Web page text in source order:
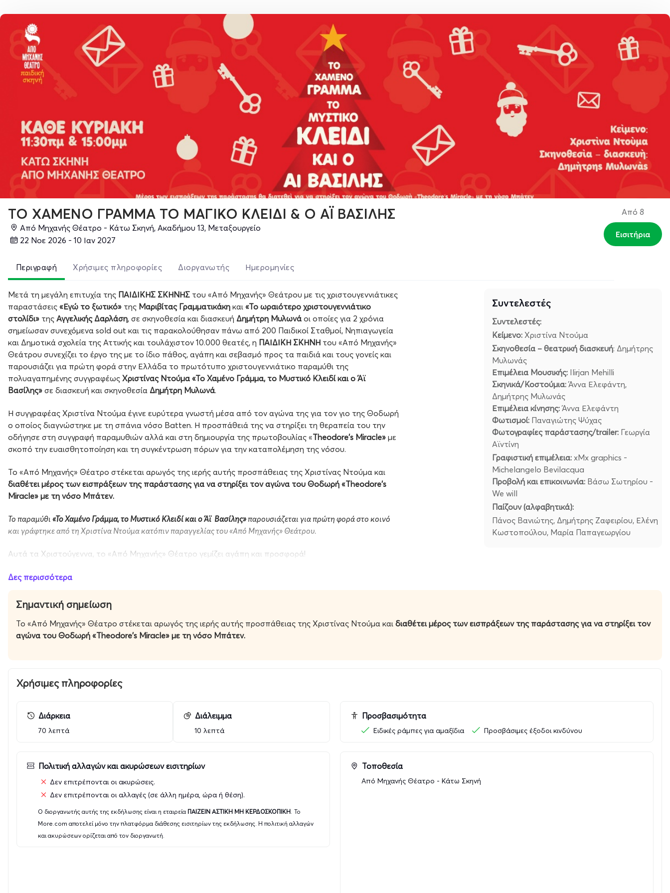
ΤΟ ΧΑΜΕΝΟ ΓΡΑΜΜΑ ΤΟ ΜΑΓΙΚΟ ΚΛΕΙΔΙ & Ο ΑΪ ΒΑΣΙΛΗΣ
Από Μηχανής Θέατρο - Κάτω Σκηνή, Ακαδήμου 13, Μεταξουργείο
22 Νοε 2026 - 10 Ιαν 2027
Από 8
Εισιτήρια
Περιγραφή Χρήσιμες πληροφορίες Διοργανωτής Ημερομηνίες
Μετά τη μεγάλη επιτυχία της ΠΑΙΔΙΚΗΣ ΣΚΗΝΗΣ του «Από Μηχανής» Θεάτρου με τις χριστουγεννιάτικες
παραστάσεις «Εγώ το ξωτικό» της Μαριβίτας Γραμματικάκη και «Το ωραιότερο χριστουγεννιάτικο
στολίδι» της Αγγελικής Δαρλάση, σε σκηνοθεσία και διασκευή Δημήτρη Μυλωνά οι οποίες για 2 χρόνια
σημείωσαν συνεχόμενα sold out και τις παρακολούθησαν πάνω από 200 Παιδικοί Σταθμοί, Νηπιαγωγεία
και Δημοτικά σχολεία της Αττικής και τουλάχιστον 10.000 θεατές, η ΠΑΙΔΙΚΗ ΣΚΗΝΗ του «Από Μηχανής»
Θεάτρου συνεχίζει το έργο της με το ίδιο πάθος, αγάπη και σεβασμό προς τα παιδιά και τους γονείς και
παρουσιάζει για πρώτη φορά στην Ελλάδα το πρωτότυπο χριστουγεννιάτικο παραμύθι της
πολυαγαπημένης συγγραφέως Χριστίνας Ντούμα «Το Χαμένο Γράμμα, το Μυστικό Κλειδί και ο Άϊ
Βασίλης» σε διασκευή και σκηνοθεσία Δημήτρη Μυλωνά.
Η συγγραφέας Χριστίνα Ντούμα έγινε ευρύτερα γνωστή μέσα από τον αγώνα της για τον γιο της Θοδωρή
ο οποίος διαγνώστηκε με τη σπάνια νόσο Batten. Η προσπάθειά της να στηρίξει τη θεραπεία του την
οδήγησε στη συγγραφή παραμυθιών αλλά και στη δημιουργία της πρωτοβουλίας «Theodore's Miracle» με
σκοπό την ευαισθητοποίηση και τη συγκέντρωση πόρων για την καταπολέμηση της νόσου.
Το «Από Μηχανής» Θέατρο στέκεται αρωγός της ιερής αυτής προσπάθειας της Χριστίνας Ντούμα και
διαθέτει μέρος των εισπράξεων της παράστασης για να στηρίξει τον αγώνα του Θοδωρή «Theodore’s
Miracle» με τη νόσο Μπάτεν.
Το παραμύθι «Το Χαμένο Γράμμα, το Μυστικό Κλειδί και ο Άϊ Βασίλης»παρουσιάζεται για πρώτη φορά στο κοινό
και γράφτηκε από τη Χριστίνα Ντούμα κατόπιν παραγγελίας του «Από Μηχανής» Θεάτρου.
Αυτά τα Χριστούγεννα, το «Από Μηχανής» Θέατρο γεμίζει αγάπη και προσφορά!
Λίγα λόγια από τη συγγραφέα:
Γεννήθηκα και μεγάλωσα στα Σεπόλια. Είμαι μητέρα του Βασίλη και του Θοδωρή ο οποίος δίνει έναν
δύσκολο και καθημερινό αγώνα με μια σπάνια και σοβαρή νόσο, τη Batten Disease.
Η ανάγκη μου να εκφράσω όσα σκέφτομαι και νιώθω, να βρω ένα προσωπικό καταφύγιο, αλλά κυρίως να
αλλά και ένα ουσιαστικό στήριγμα για την οικογένειά μας συμβάλλοντας στην κάλυψη των αναγκών του
Με ιδιαίτερη χαρά ανακοινώνω την έναρξη της συνεργασίας μου με το «Από Μηχανής» Θέατρο, με στόχο
τόσο την ευαισθητοποίηση του κοινού γύρω από τη νόσο Batten όσο και την περαιτέρω διάδοση του
Στον χώρο του θεάτρου, στο πλαίσιο των παραστάσεων, θα διατίθενται προς πώληση και τα βιβλία μου
Το «Από Μηχανής» Θέατρο και οι άνθρωποί του στέκονται δίπλα μας με ουσιαστική διάθεση προσφοράς
και αλληλεγγύης, στηρίζοντας έμπρακτα τον αγώνα του Θοδωρή. Η στήριξή τους μας δίνει δύναμη να
συνεχίζουμε με αξιοπρέπεια, ξεπερνώντας κάθε πρόκληση.
Δες περισσότερα
Συντελεστές
Συντελεστές:
Κείμενο: Χριστίνα Ντούμα
Σκηνοθεσία – θεατρική διασκευή: Δημήτρης
Μυλωνάς
Επιμέλεια Μουσικής: Ilirjan Mehilli
Σκηνικά/Κοστούμια:Άννα Ελεφάντη,
Δημήτρης Μυλωνάς
Επιμέλεια κίνησης:Άννα Ελεφάντη
Φωτισμοί: Παναγιώτης Ψύχας
Φωτογραφίες παράστασης/trailer: Γεωργία
Αϊντίνη
Γραφιστική επιμέλεια: xMx graphics -
Michelangelo Bevilacqua
Προβολή και επικοινωνία: Βάσω Σωτηρίου -
We will
Παίζουν (αλφαβητικά):
Πάνος Βανιώτης, Δημήτρης Ζαφειρίου, Ελένη
Κωστοπούλου, Μαρία Παπαγεωργίου
Σημαντική σημείωση
Το «Από Μηχανής» Θέατρο στέκεται αρωγός της ιερής αυτής προσπάθειας της Χριστίνας Ντούμα και διαθέτει μέρος των εισπράξεων της παράστασης για να στηρίξει τον
αγώνα του Θοδωρή «Theodore’s Miracle» με τη νόσο Μπάτεν.
Χρήσιμες πληροφορίες
Διάρκεια
70 λεπτά
Διάλειμμα
10 λεπτά
Πολιτική αλλαγών και ακυρώσεων εισιτηρίων
Δεν επιτρέπονται οι ακυρώσεις.
Δεν επιτρέπονται οι αλλαγές (σε άλλη ημέρα, ώρα ή θέση).
Ο διοργανωτής αυτής της εκδήλωσης είναι η εταιρεία ΠΑΙΖΕΙΝ ΑΣΤΙΚΗ ΜΗ ΚΕΡΔΟΣΚΟΠΙΚΗ. Το
More.com αποτελεί μόνο την πλατφόρμα διάθεσης εισιτηρίων της εκδήλωσης. Η πολιτική αλλαγών
και ακυρώσεων ορίζεται από τον διοργανωτή.
Προσβασιμότητα
Ειδικές ράμπες για αμαξίδια Προσβάσιμες έξοδοι κινδύνου
Τοποθεσία
Από Μηχανής Θέατρο - Κάτω Σκηνή